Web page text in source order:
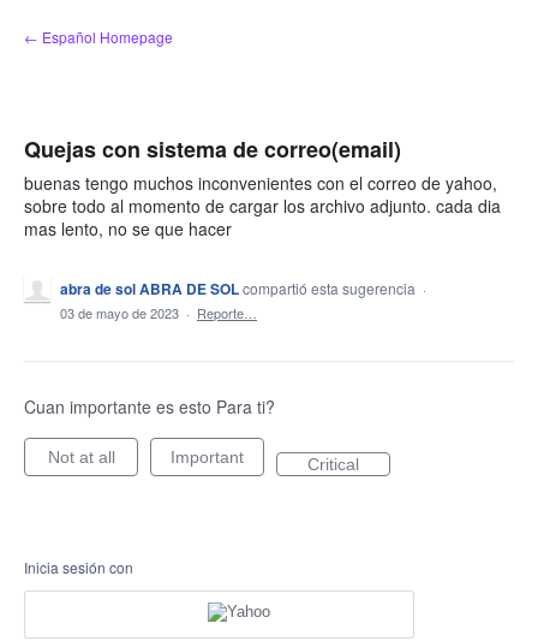
saltar
al
← Español Homepage
Quejas con sistema de correo(email)
buenas tengo muchos inconvenientes con el correo de yahoo,
sobre todo al momento de cargar los archivo adjunto. cada dia
mas lento, no se que hacer
abra de sol ABRA DE SOLcompartió esta sugerencia ·
03 de mayo de 2023 · Reporte…
Cuan importante es esto Para ti?
Not at all Important Critical
Inicia sesión con